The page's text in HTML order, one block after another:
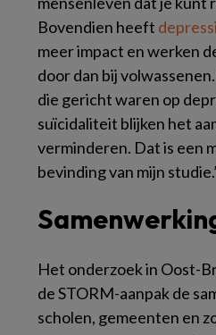
Bovendien heeft
meer impact en werken
door dan bij
die gericht waren op
suïcidaliteit blijken het
verminderen. Dat is een
bevinding van mijn
Het onderzoek in Oost-
de STORM-aanpak de
scholen, gemeenten en